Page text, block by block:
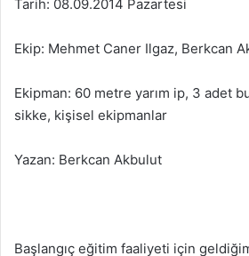
Tarih: 08.09.2014 Pazartesi
Ekip: Mehmet Caner Ilgaz, Berkcan
Ekipman: 60 metre yarım ip, 3 adet
sikke, kişisel ekipmanlar
Yazan: Berkcan Akbulut
Başlangıç eğitim faaliyeti için